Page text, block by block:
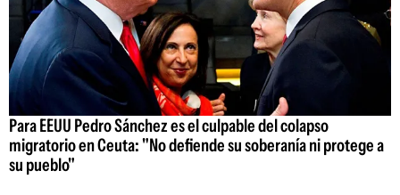
Para EEUU Pedro Sánchez es el culpable del colapso
migratorio en Ceuta: "No defiende su soberanía ni protege a
su pueblo"